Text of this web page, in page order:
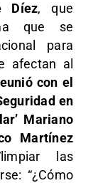
Díez, que
que se
para
afectan al
con el
en
Mariano
Martínez
las
“¿Cómo